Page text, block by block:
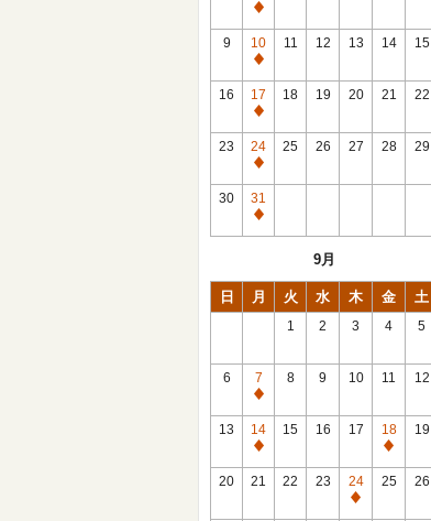
休
館
日
9
10
休
館
日
11 12 13 14 15
16
17
休
館
日
18 19 20 21 22
23
24
休
館
日
25 26 27 28 29
30
31
休
9月
日 月 火 水 木 金 土
1 2 3 4 5
6
7
休
館
日
8 9 10 11 12
13
14
休
館
15 16 17
18
休
館
19
20 21 22 23
24
休
25 26